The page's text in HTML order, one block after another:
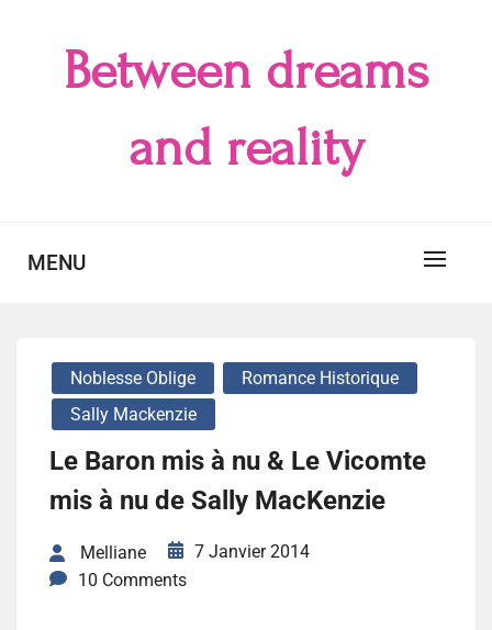
Between dreams
and reality
MENU
Noblesse Oblige
Romance Historique
Sally Mackenzie
Le Baron mis à nu & Le Vicomte
mis à nu de Sally MacKenzie
Melliane
7 Janvier 2014
10 Comments